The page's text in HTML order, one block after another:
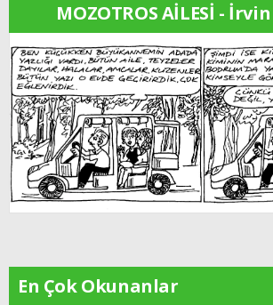
MOZOTROS AİLESİ -
En Çok Okunanlar